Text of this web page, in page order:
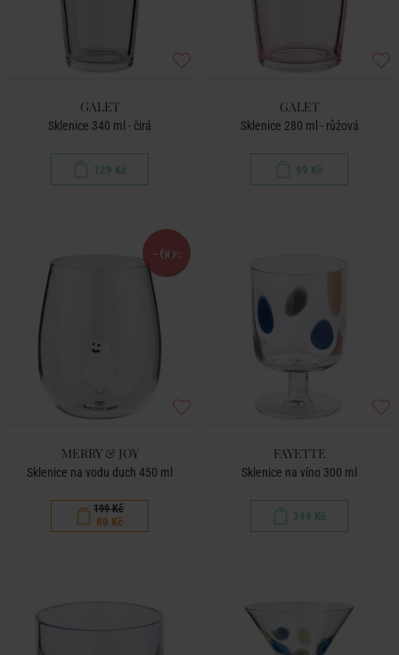
GALET
Sklenice 340 ml - čirá
129 Kč
GALET
Sklenice 280 ml - růžová
99 Kč
-60 %
MERRY & JOY
Sklenice na vodu duch 450 ml
199 Kč
80 Kč
FAYETTE
Sklenice na víno 300 ml
249 Kč